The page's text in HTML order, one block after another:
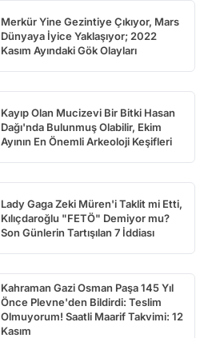
Merkür Yine Gezintiye Çıkıyor, Mars
Dünyaya İyice Yaklaşıyor; 2022
Kasım Ayındaki Gök Olayları
Kayıp Olan Mucizevi Bir Bitki Hasan
Dağı'nda Bulunmuş Olabilir, Ekim
Ayının En Önemli Arkeoloji Keşifleri
Lady Gaga Zeki Müren'i Taklit mi Etti,
Kılıçdaroğlu "FETÖ" Demiyor mu?
Son Günlerin Tartışılan 7 İddiası
Kahraman Gazi Osman Paşa 145 Yıl
Önce Plevne'den Bildirdi: Teslim
Olmuyorum! Saatli Maarif Takvimi: 12
Kasım